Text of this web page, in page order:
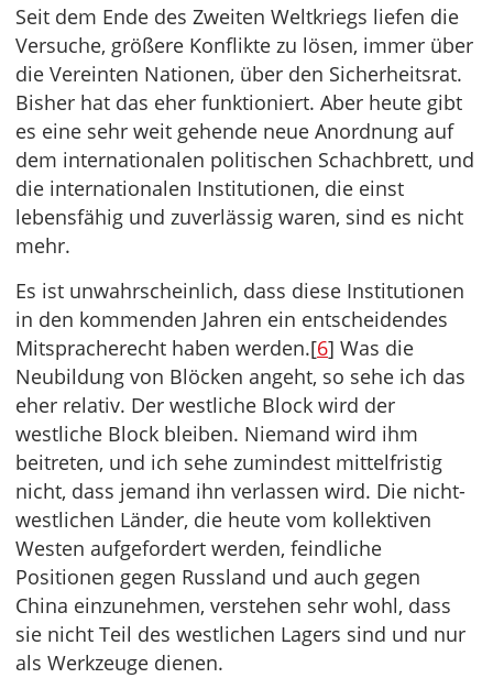
Seit dem Ende des Zweiten Weltkriegs liefen die
Versuche, größere Konflikte zu lösen, immer über
die Vereinten Nationen, über den Sicherheitsrat.
Bisher hat das eher funktioniert. Aber heute gibt
es eine sehr weit gehende neue Anordnung auf
dem internationalen politischen Schachbrett, und
die internationalen Institutionen, die einst
lebensfähig und zuverlässig waren, sind es nicht
mehr.
Es ist unwahrscheinlich, dass diese Institutionen
in den kommenden Jahren ein entscheidendes
Mitspracherecht haben werden.[6] Was die
Neubildung von Blöcken angeht, so sehe ich das
eher relativ. Der westliche Block wird der
westliche Block bleiben. Niemand wird ihm
beitreten, und ich sehe zumindest mittelfristig
nicht, dass jemand ihn verlassen wird. Die nicht-
westlichen Länder, die heute vom kollektiven
Westen aufgefordert werden, feindliche
Positionen gegen Russland und auch gegen
China einzunehmen, verstehen sehr wohl, dass
sie nicht Teil des westlichen Lagers sind und nur
als Werkzeuge dienen.